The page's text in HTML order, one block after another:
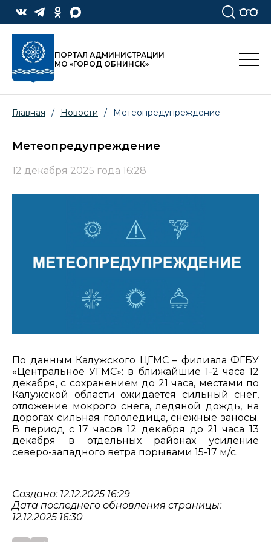
ПОРТАЛ АДМИНИСТРАЦИИ
МО «ГОРОД ОБНИНСК»
Главная / Новости / Метеопредупреждение
Метеопредупреждение
12 декабря 2025 года 16:28
По данным Калужского ЦГМС – филиала ФГБУ
«Центральное УГМС»: в ближайшие 1-2 часа 12
декабря, с сохранением до 21 часа, местами по
Калужской области ожидается сильный снег,
отложение мокрого снега, ледяной дождь, на
дорогах сильная гололедица, снежные заносы.
В период с 17 часов 12 декабря до 21 часа 13
декабря в отдельных районах усиление
северо-западного ветра порывами 15-17 м/с.
Создано: 12.12.2025 16:29
Дата последнего обновления страницы:
12.12.2025 16:30